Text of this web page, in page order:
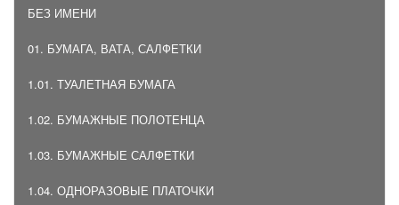
БЕЗ ИМЕНИ
01. БУМАГА, ВАТА, САЛФЕТКИ
1.01. ТУАЛЕТНАЯ БУМАГА
1.02. БУМАЖНЫЕ ПОЛОТЕНЦА
1.03. БУМАЖНЫЕ САЛФЕТКИ
1.04. ОДНОРАЗОВЫЕ ПЛАТОЧКИ